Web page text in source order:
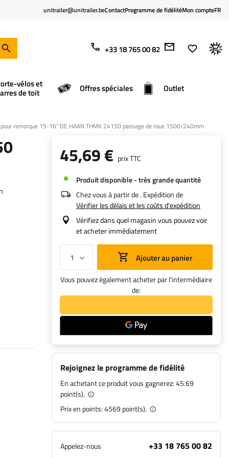
unitrailer@unitrailer.beContactProgramme de fidélitéMon compteFR
+33 18 765 00 82
vélos et
de toit Offres spéciales Outlet
remorque 15-16" DE HAAN THMK 24150 passage de roue 1500/240mm
45,69 € prix TTC
Produit disponible - très grande quantité
Chez vous à partir de. Expédition de
Vérifier les délais et les coûts d'expédition
Vérifiez dans quel magasin vous pouvez voir
et acheter immédiatement
Ajouter au panier
Vous pouvez également acheter par l'intermédiaire
de:
Rejoignez le programme de fidélité
En achetant ce produit vous gagnerez:45.69
point(s).
Prix en points:4569point(s).
Appelez-nous +33 18 765 00 82